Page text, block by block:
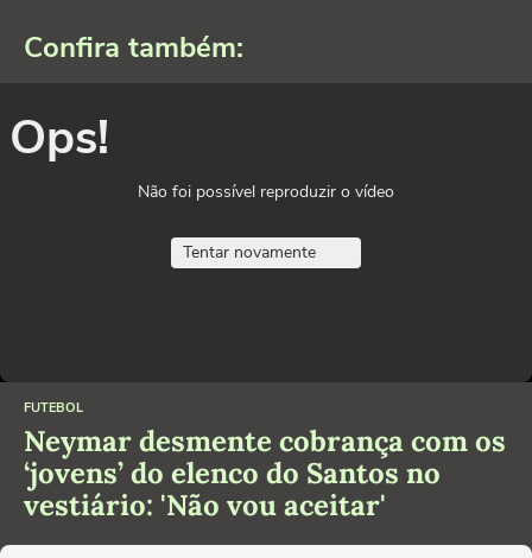
Confira também:
Ops!
Não foi possível reproduzir o vídeo
Tentar novamente
FUTEBOL
Neymar desmente cobrança com os
‘jovens’ do elenco do Santos no
vestiário: 'Não vou aceitar'